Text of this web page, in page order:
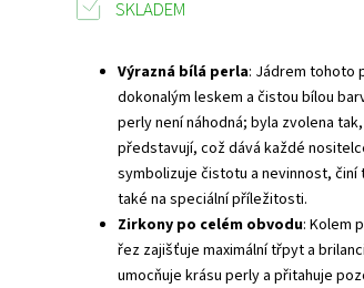
Výrazná bílá perla: Jádrem tohoto
dokonalým leskem a čistou bílou
perly není náhodná; byla zvolena
představují, což dává každé
symbolizuje čistotu a nevinnost,
také na speciální příležitosti.
Zirkony po celém obvodu: Kolem
řez zajišťuje maximální třpyt a
umocňuje krásu perly a přitahuje
SKLADEM